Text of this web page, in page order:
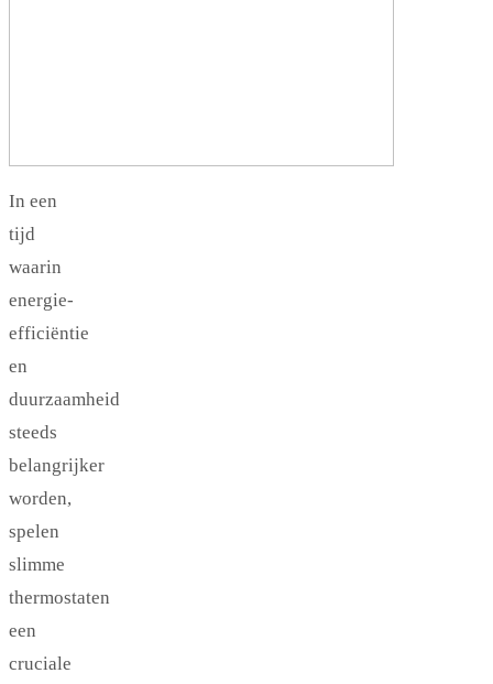
In een
tijd
waarin
energie-
efficiëntie
en
duurzaamheid
steeds
belangrijker
worden,
spelen
slimme
thermostaten
een
cruciale